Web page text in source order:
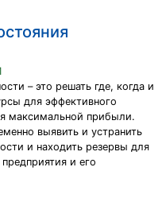
– это решать где, когда и
для эффективного
максимальной прибыли.
выявить и устранить
и находить резервы для
и его